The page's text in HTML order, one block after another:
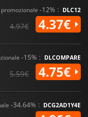
-12% : DLC12
4.97€ 4.37€
-15% : DLCOMPARE
5.59€ 4.75€
-34.64% : DCG2AD1Y4E